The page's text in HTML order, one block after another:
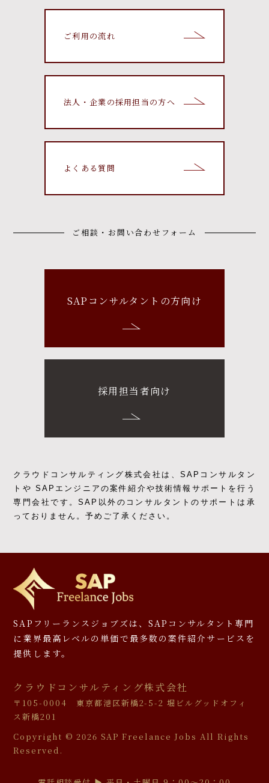
ご利用の流れ
法人・企業の採用担当の方へ
よくある質問
ご相談・お問い合わせフォーム
SAPコンサルタントの方向け
採用担当者向け
クラウドコンサルティング株式会社は、SAPコンサルタン
トや SAPエンジニアの案件紹介や技術情報サポートを行う
専門会社です。SAP以外のコンサルタントのサポートは承
っておりません。予めご了承ください。
SAPフリーランスジョブズは、SAPコンサルタント専門
に 業界最高レベルの単価で最多数の案件紹介サービスを
提供します。
クラウドコンサルティング株式会社
〒105-0004 東京都港区新橋2-5-2 堀ビルグッドオフィ
ス新橋201
Copyright © 2026 SAP Freelance Jobs All Rights
Reserved.